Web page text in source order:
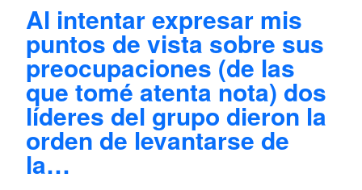
Al intentar expresar mis
puntos de vista sobre sus
preocupaciones (de las
que tomé atenta nota) dos
líderes del grupo dieron la
orden de levantarse de
la…